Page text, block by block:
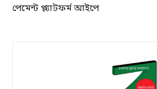
পেমেন্ট প্ল্যাটফর্ম আইপে